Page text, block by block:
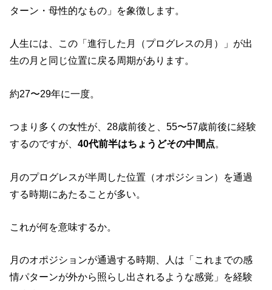
ターン・母性的なもの」を象徴します。
人生には、この「進行した月（プログレスの月）」が出
生の月と同じ位置に戻る周期があります。
約27〜29年に一度。
つまり多くの女性が、28歳前後と、55〜57歳前後に経験
するのですが、40代前半はちょうどその中間点。
月のプログレスが半周した位置（オポジション）を通過
する時期にあたることが多い。
これが何を意味するか。
月のオポジションが通過する時期、人は「これまでの感
情パターンが外から照らし出されるような感覚」を経験